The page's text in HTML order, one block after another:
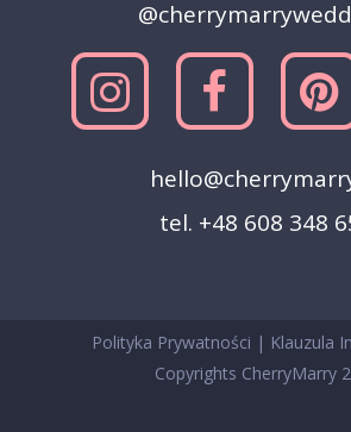
tel. +48 608 348
Polityka Prywatności | Klauzula
Copyrights CherryMarry